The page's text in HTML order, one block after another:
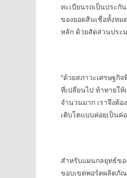
ทะเบียนรถเป็นประกั
ของยอดสินเชื่อทั้งหม
หลัก ด้วยสัดส่วนประ
“ด้วยสภาวะเศรษฐกิ
ที่เปลี่ยนไป ท้าทายใ
จำนวนมาก เราจึงต้
เติบโตแบบค่อยเป็นค่
สำหรับแผนกลยุทธ์ข
ขอบเขตพอร์ตผลิตภัณ